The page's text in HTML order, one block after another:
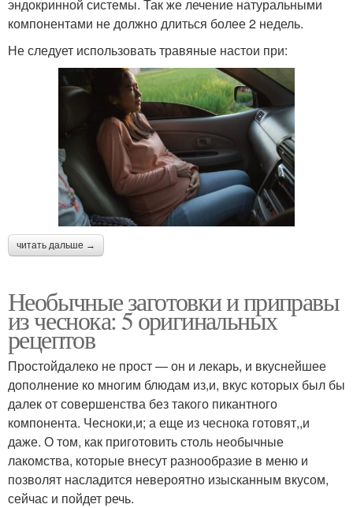
эндокринной системы. Так же лечение натуральными
компонентами не должно длиться более 2 недель.
Не следует использовать травяные настои при:
читать дальше →
Необычные заготовки и приправы
из чеснока: 5 оригинальных
рецептов
Простойдалеко не прост — он и лекарь, и вкуснейшее
дополнение ко многим блюдам из,и, вкус которых был бы
далек от совершенства без такого пикантного
компонента. Чесноки,и; а еще из чеснока готовят,,и
даже. О том, как приготовить столь необычные
лакомства, которые внесут разнообразие в меню и
позволят насладится невероятно изысканным вкусом,
сейчас и пойдет речь.